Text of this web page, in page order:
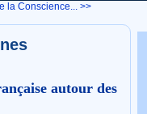
la Conscience... >>
autour des